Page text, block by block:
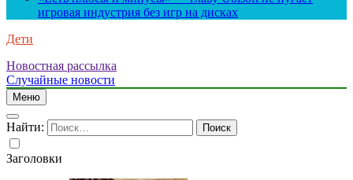
игровая индустрия без игр на дисках
Дети
Новостная рассылка
Случайные новости
Меню
Найти:
Заголовки